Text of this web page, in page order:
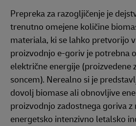
Prepreka za razogljičenje je
trenutno omejene količine
materiala, ki se lahko pretvorijo
proizvodnjo e-goriv je potrebna
električne energije (proizvedene
soncem). Nerealno si je
dovolj biomase ali obnovljive
proizvodnjo zadostnega goriva
energetsko intenzivno letalsko